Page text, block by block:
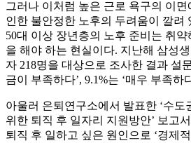
그러나 이처럼 높은 근로 욕구의 이
인한 불안정한 노후의 두려움이 깔려
50대 이상 장년층의 노후 준비는 취
을 해야 하는 현실이다. 지난해 삼성
자 218명을 대상으로 조사한 결과 설
금이 부족하다’, 9.1%는 ‘매우 부족하
아울러 은퇴연구소에서 발표한 ‘수도
위한 퇴직 후 일자리 지원방안’ 보고
퇴직 후 일하고 싶은 원인으로 ‘경제